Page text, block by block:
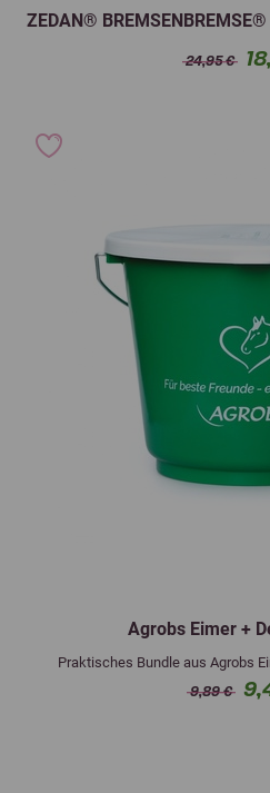
ZEDAN®
24,95 €
Agrobs Eimer +
Praktisches Bundle aus Agrobs
9,89 €